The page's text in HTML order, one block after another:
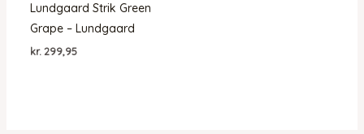
Lundgaard Strik Green
Grape – Lundgaard
kr. 299,95